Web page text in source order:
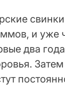
и уже
два